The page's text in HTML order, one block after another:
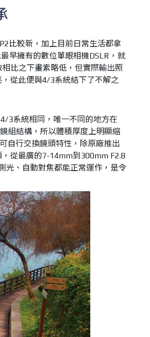
比較新，加上目前日常生活都拿
早擁有的數位單眼相機DSLR，就
比之下畫素略低，但實際輸出照
從此便與4/3系統結下了不解之
3系統相同，唯一不同的地方在
組結構，所以體積厚度上明顯縮
自行交換鏡頭特性，除原廠推出
從最廣的7-14mm到300mm F2.8
光、自動對焦都能正常運作，是令